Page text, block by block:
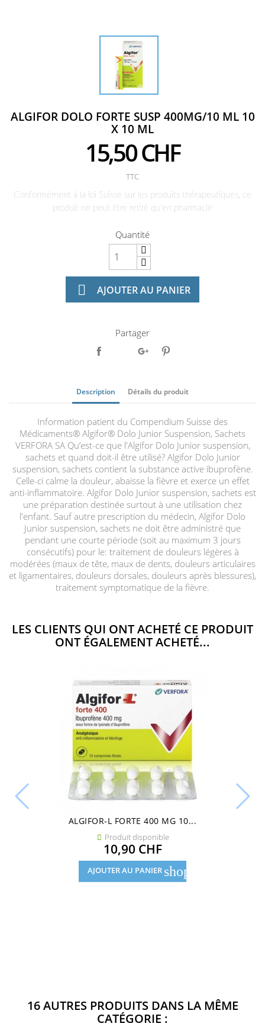
ALGIFOR DOLO FORTE SUSP 400MG/10 ML 10
X 10 ML
15,50 CHF
TTC
Conformément à la loi Suisse sur les produits thérapeutiques, ce
produit ne peut être retiré qu'en pharmacie
Quantité
 AJOUTER AU PANIER
Partager
Description Détails du produit
Information patient du Compendium Suisse des
Médicaments® Algifor® Dolo Junior Suspension, Sachets
VERFORA SA Qu’est-ce que l'Algifor Dolo Junior suspension,
sachets et quand doit-il être utilisé? Algifor Dolo Junior
suspension, sachets contient la substance active ibuprofène.
Celle-ci calme la douleur, abaisse la fièvre et exerce un effet
anti-inflammatoire. Algifor Dolo Junior suspension, sachets est
une préparation destinée surtout à une utilisation chez
l'enfant. Sauf autre prescription du médecin, Algifor Dolo
Junior suspension, sachets ne doit être administré que
pendant une courte période (soit au maximum 3 jours
consécutifs) pour le: traitement de douleurs légères à
modérées (maux de tête, maux de dents, douleurs articulaires
et ligamentaires, douleurs dorsales, douleurs après blessures),
traitement symptomatique de la fièvre.
LES CLIENTS QUI ONT ACHETÉ CE PRODUIT
ONT ÉGALEMENT ACHETÉ...
ALGIFOR-L FORTE 400 MG 10...
 Produit disponible
Prix
10,90 CHF
AJOUTER AU PANIER shopping_cart
16 AUTRES PRODUITS DANS LA MÊME
CATÉGORIE :